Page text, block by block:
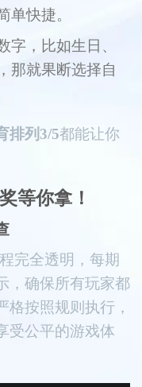
单快捷。
字，比如生日、
那就果断选择自
排列3/5都能让你
等你拿！
完全透明，每期
，确保所有玩家都
格按照规则执行，
受公平的游戏体